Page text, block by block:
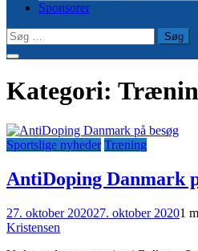
Sponsorer
Søg
efter:
Kategori:
Sportslige nyheder Træning
AntiDoping Danmark
27. oktober 202027. oktober 20201
Kristensen